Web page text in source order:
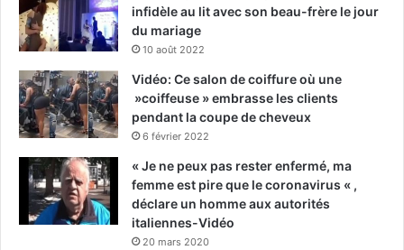
infidèle au lit avec son beau-frère le jour
du mariage
10 août 2022
Vidéo: Ce salon de coiffure où une
»coiffeuse » embrasse les clients
pendant la coupe de cheveux
6 février 2022
« Je ne peux pas rester enfermé, ma
femme est pire que le coronavirus « ,
déclare un homme aux autorités
italiennes-Vidéo
20 mars 2020